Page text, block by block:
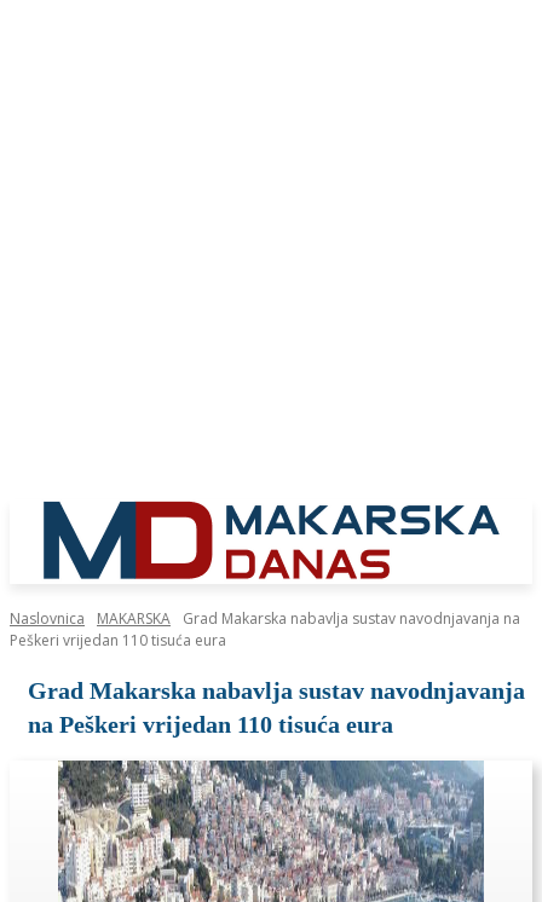
Naslovnica MAKARSKA
Grad Makarska nabavlja sustav navodnjavanja na
Peškeri vrijedan 110 tisuća eura
Grad Makarska nabavlja sustav navodnjavanja
na Peškeri vrijedan 110 tisuća eura